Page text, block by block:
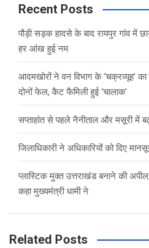
c
Recent Posts
पौड़ी सड़क हादसे के बाद रायपुर गांव में
हर आंख हुई नम
आदमखोरों ने वन विभाग के ‘चक्रव्यूह’
दोनों फेल, कैट फैमिली हुई ‘चालाक’
सप्ताहांत से पहले नैनीताल और मसूरी में
जिलाधिकारी ने अधिकारियों को दिए
प्लास्टिक मुक्त उत्तराखंड बनाने की
कहा मुख्यमंत्री धामी ने
Related Posts